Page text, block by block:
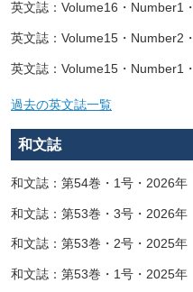
英文誌：Volume16・Number1
英文誌：Volume15・Number2
英文誌：Volume15・Number1
過去の英文誌一覧
和文誌
和文誌：第54巻・1号・2026年
和文誌：第53巻・3号・2026年
和文誌：第53巻・2号・2025年
和文誌：第53巻・1号・2025年